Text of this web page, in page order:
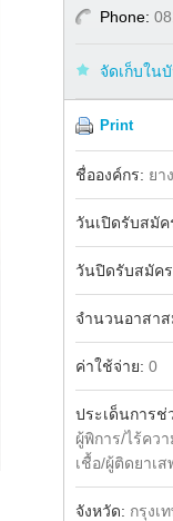
Phone:
จัดเก็บใน
Print
Facebook
ชื่อองค์กร: ยา
วันเปิดรับสมัค
วันปิดรับสมัค
จำนวนอาสา
ค่าใช้จ่าย: 0
ประเด็นการช่
ผู้พิการ/ไร้คว
เชื้อ/ผู้ติดยาเส
จังหวัด: กรุงเ